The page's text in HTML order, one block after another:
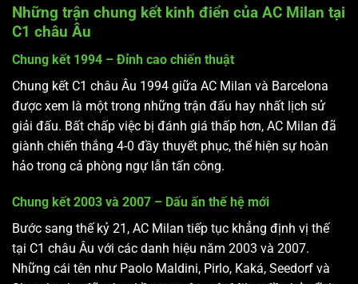
Những trận chung kết kinh điển của AC Milan tại
C1 châu Âu
Chung kết 1994 – Đỉnh cao chiến thuật
Chung kết C1 châu Âu 1994 giữa AC Milan và Barcelona
được xem là một trong những trận đấu hay nhất lịch sử
giải đấu. Bất chấp việc bị đánh giá thấp hơn, AC Milan đã
giành chiến thắng 4-0 đầy thuyết phục, thể hiện sự hoàn
hảo trong cả phòng ngự lẫn tấn công.
Chung kết 2003 và 2007 – Dấu ấn thế hệ mới
Bước sang thế kỷ 21, AC Milan tiếp tục khẳng định vị thế
tại C1 châu Âu với các danh hiệu năm 2003 và 2007.
Những cái tên như Paolo Maldini, Pirlo, Kaká, Seedorf và